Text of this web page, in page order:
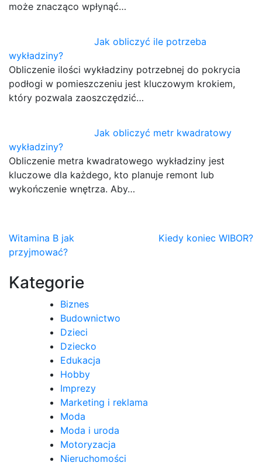
może znacząco wpłynąć…
Jak obliczyć ile potrzeba
wykładziny?
Obliczenie ilości wykładziny potrzebnej do pokrycia
podłogi w pomieszczeniu jest kluczowym krokiem,
który pozwala zaoszczędzić…
Jak obliczyć metr kwadratowy
wykładziny?
Obliczenie metra kwadratowego wykładziny jest
kluczowe dla każdego, kto planuje remont lub
wykończenie wnętrza. Aby…
Nawigacja
wpisu
Witamina B jak
przyjmować?
Kiedy koniec WIBOR?
Kategorie
Biznes
Budownictwo
Dzieci
Dziecko
Edukacja
Hobby
Imprezy
Marketing i reklama
Moda
Moda i uroda
Motoryzacja
Nieruchomości